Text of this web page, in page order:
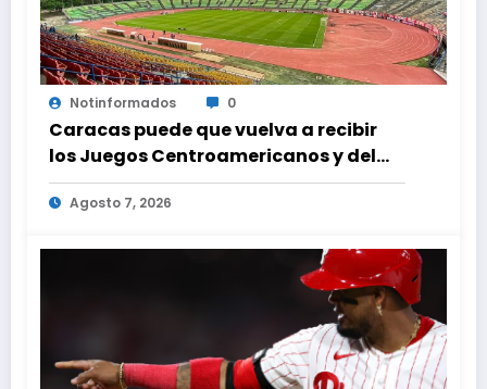
Notinformados 0
Caracas puede que vuelva a recibir
los Juegos Centroamericanos y del
Caribe tras mas de 70 años
Agosto 7, 2026